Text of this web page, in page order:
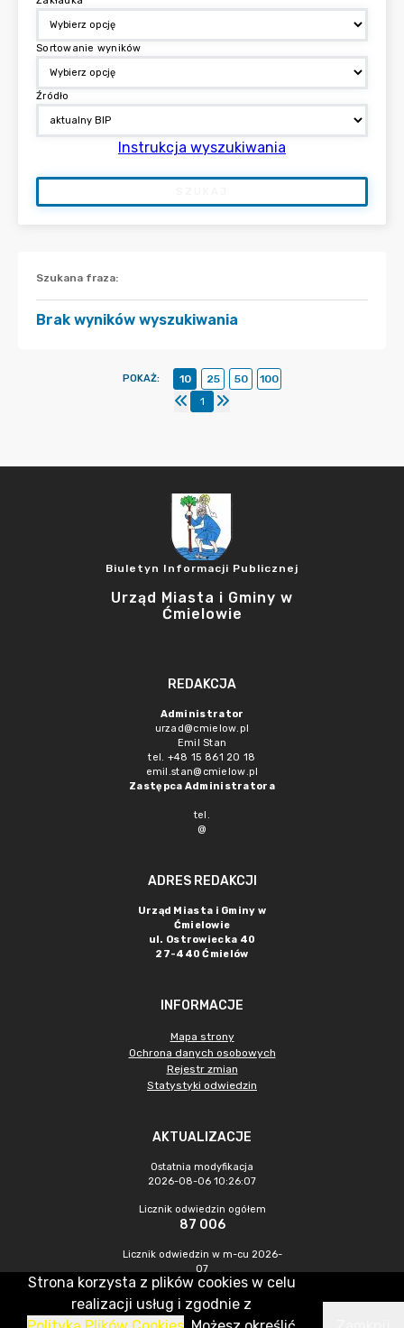
Sortowanie wyników
Źródło
Instrukcja wyszukiwania
Szukana fraza:
Brak wyników wyszukiwania
POKAŻ: 10 25 50
100
1
Biuletyn Informacji Publicznej
Urząd Miasta i Gminy w
Ćmielowie
REDAKCJA
Administrator
urzad@cmielow.pl
Emil Stan
tel. +48 15 861 20 18
emil.stan@cmielow.pl
Zastępca Administratora
tel.
@
ADRES REDAKCJI
Urząd Miasta i Gminy w
Ćmielowie
ul. Ostrowiecka 40
27-440 Ćmielów
INFORMACJE
Mapa strony
Ochrona danych osobowych
Rejestr zmian
Statystyki odwiedzin
AKTUALIZACJE
Ostatnia modyfikacja
2026-08-06 10:26:07
Licznik odwiedzin ogółem
87 006
Licznik odwiedzin w m-cu 2026-
07
477
CMS & Hosting: Nefeni Sp. z o.o.
Strona korzysta z plików cookies w celu
realizacji usług i zgodnie z